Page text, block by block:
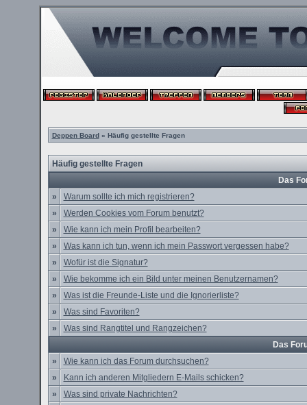
Deppen Board» Häufig gestellte Fragen
Häufig gestellte Fragen
Das
»
Warum sollte ich mich registrieren?
»
Werden Cookies vom Forum benutzt?
»
Wie kann ich mein Profil bearbeiten?
»
Was kann ich tun, wenn ich mein Passwort vergessen habe?
»
Wofür ist die Signatur?
»
Wie bekomme ich ein Bild unter meinen Benutzernamen?
»
Was ist die Freunde-Liste und die Ignorierliste?
»
Was sind Favoriten?
»
Was sind Rangtitel und Rangzeichen?
Das
»
Wie kann ich das Forum durchsuchen?
»
Kann ich anderen Mitgliedern E-Mails schicken?
»
Was sind private Nachrichten?